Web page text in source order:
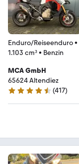
Enduro/Reiseenduro•
1.103 cm³• Benzin
MCA GmbH
65624 Altendiez
4.7 Sterne
(417)